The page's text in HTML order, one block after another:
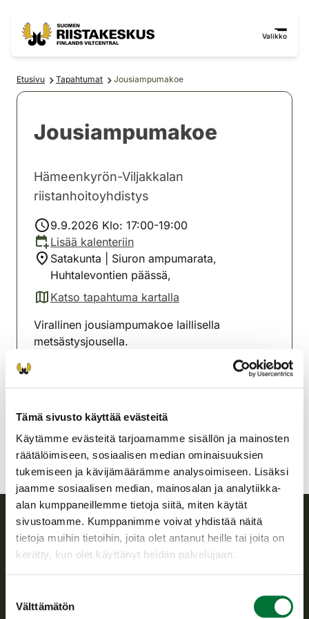
Tämä sivusto käyttää evästeitä
Käytämme evästeitä tarjoamamme sisällön ja mainosten
räätälöimiseen, sosiaalisen median ominaisuuksien
tukemiseen ja kävijämäärämme analysoimiseen. Lisäksi
jaamme sosiaalisen median, mainosalan ja analytiikka-
alan kumppaneillemme tietoja siitä, miten käytät
sivustoamme. Kumppanimme voivat yhdistää näitä
tietoja muihin tietoihin, joita olet antanut heille tai joita on
kerätty, kun olet käyttänyt heidän palvelujaan.
valinta
Välttämätön
Valikko
Etusivu Tapahtumat Jousiampumakoe
Jousiampumakoe
Hämeenkyrön-Viljakkalan
riistanhoitoyhdistys
9.9.2026 Klo: 17:00-19:00
Lisää kalenteriin
Satakunta | Siuron ampumarata,
Huhtalevontien päässä,
Katso tapahtuma kartalla
(avautuu uuteen välilehteen)
Virallinen jousiampumakoe laillisella
metsästysjousella.
riistanhoitoyhdistys
Suomen riistakeskus
toimeenpanosta sekä vastaa sille säädetyistä julkisista